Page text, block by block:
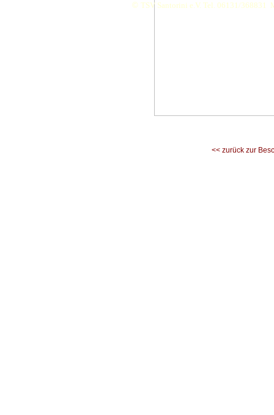
<< zurück zur
© TSV Santorini e.V. Tel. 06131/368831